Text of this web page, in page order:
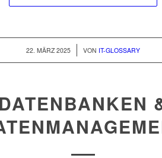
22. MÄRZ 2025
/ VON IT-GLOSSARY
DATENBANKEN